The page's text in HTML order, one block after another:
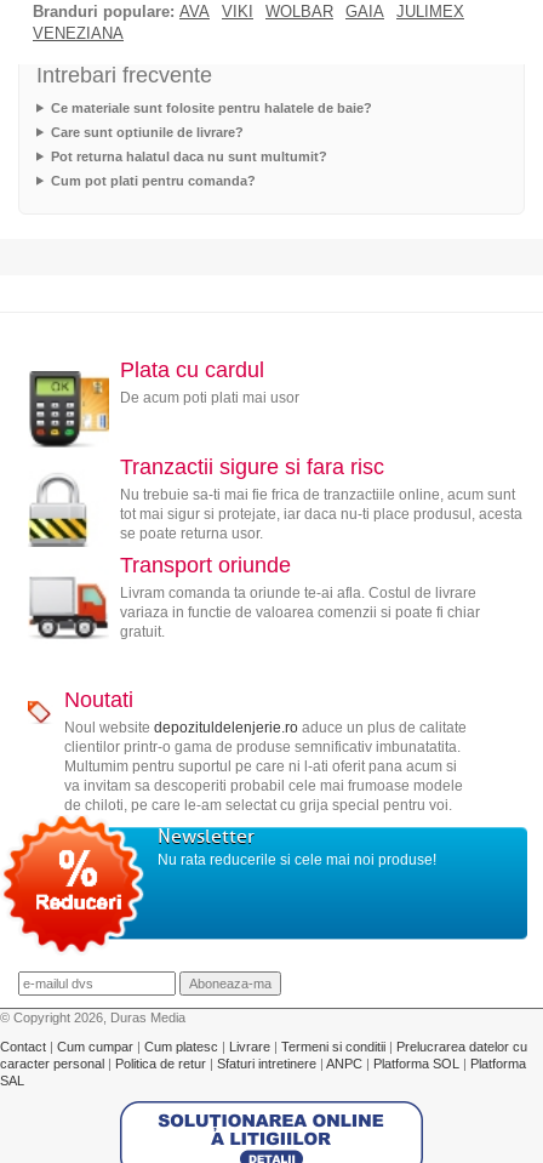
Branduri populare: AVA VIKI WOLBAR GAIA
JULIMEX
VENEZIANA
Intrebari frecvente
Ce materiale sunt folosite pentru halatele de baie?
Care sunt optiunile de livrare?
Pot returna halatul daca nu sunt multumit?
Cum pot plati pentru comanda?
Plata cu cardul
De acum poti plati mai usor
Tranzactii sigure si fara risc
Nu trebuie sa-ti mai fie frica de tranzactiile online, acum sunt
tot mai sigur si protejate, iar daca nu-ti place produsul, acesta
se poate returna usor.
Transport oriunde
Livram comanda ta oriunde te-ai afla. Costul de livrare
variaza in functie de valoarea comenzii si poate fi chiar
gratuit.
Noutati
Noul website depozituldelenjerie.roaduce un plus de calitate
clientilor printr-o gama de produse semnificativ imbunatatita.
Multumim pentru suportul pe care ni l-ati oferit pana acum si
va invitam sa descoperiti probabil cele mai frumoase modele
de chiloti, pe care le-am selectat cu grija special pentru voi.
Newsletter
Nu rata reducerile si cele mai noi produse!
© Copyright 2026, Duras Media
Contact | Cum cumpar | Cum platesc | Livrare | Termeni si conditii | Prelucrarea datelor cu
caracter personal | Politica de retur | Sfaturi intretinere | ANPC | Platforma SOL | Platforma
SAL